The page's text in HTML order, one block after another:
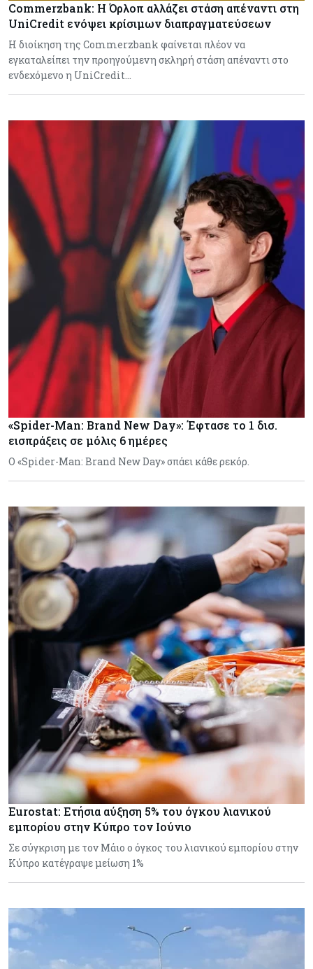
Commerzbank: Η Όρλοπ αλλάζει στάση απέναντι στη
UniCredit ενόψει κρίσιμων διαπραγματεύσεων
H διοίκηση της Commerzbank φαίνεται πλέον να
εγκαταλείπει την προηγούμενη σκληρή στάση απέναντι στο
ενδεχόμενο η UniCredit…
«Spider-Man: Brand New Day»: Έφτασε το 1 δισ.
εισπράξεις σε μόλις 6 ημέρες
Ο «Spider-Man: Brand New Day» σπάει κάθε ρεκόρ.
Eurostat: Ετήσια αύξηση 5% του όγκου λιανικού
εμπορίου στην Κύπρο τον Ιούνιο
Σε σύγκριση με τον Μάιο ο όγκος του λιανικού εμπορίου στην
Κύπρο κατέγραψε μείωση 1%